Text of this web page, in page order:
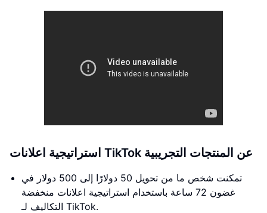
استراتيجية اعلانات TikTok عن المنتجات التجريبية
تمكنت شخص ما من تحويل 50 دولارًا إلى 500 دولار في
غضون 72 ساعة باستخدام استراتيجية اعلانات منخفضة
التكاليف لـ TikTok.